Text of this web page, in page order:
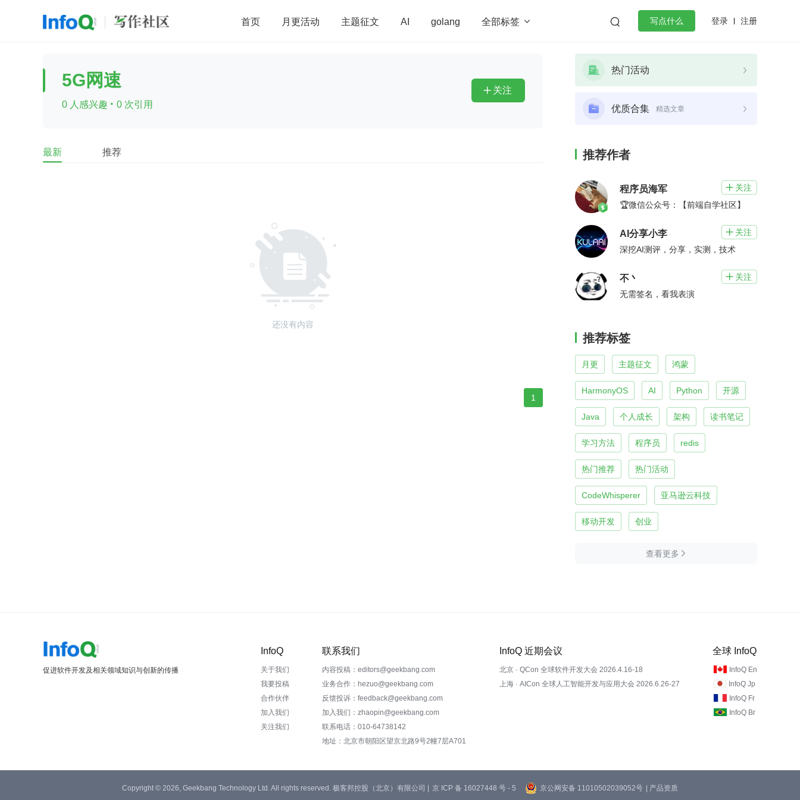
首页 月更活动 主题征文 AI golang 全部标签   写点什么 登录 注册
前端 AI redis
查看更多
5G网速
0 人感兴趣 · 0 次引用
 关注
最新 推荐
还没有内容
1
热门活动
优质合集 精选文章
推荐作者
程序员海军  关注
🏆微信公众号：【前端自学社区】
AI分享小李  关注
深挖AI测评，分享，实测，技术
不丶  关注
无需签名，看我表演
推荐标签
月更 主题征文 鸿蒙
HarmonyOS AI Python 开源
Java 个人成长 架构 读书笔记
学习方法 程序员 redis
热门推荐 热门活动
CodeWhisperer 亚马逊云科技
移动开发 创业
查看更多 
促进软件开发及相关领域知识与创新的传播
InfoQ
关于我们
我要投稿
合作伙伴
加入我们
关注我们
联系我们
内容投稿：editors@geekbang.com
业务合作：hezuo@geekbang.com
反馈投诉：feedback@geekbang.com
加入我们：zhaopin@geekbang.com
联系电话：010-64738142
地址：北京市朝阳区望京北路9号2幢7层A701
InfoQ 近期会议
北京 · QCon 全球软件开发大会 2026.4.16-18
上海 · AICon 全球人工智能开发与应用大会 2026.6.26-27
全球 InfoQ
InfoQ En
InfoQ Jp
InfoQ Fr
InfoQ Br
Copyright © 2026, Geekbang Technology Ltd. All rights reserved. 极客邦控股（北京）有限公司 | 京 ICP 备 16027448 号 - 5 京公网安备 11010502039052号 | 产品资质